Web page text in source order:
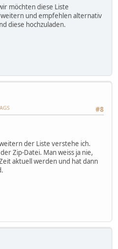
möchten diese Liste
und empfehlen alternativ
diese hochzuladen.
#8
der Liste verstehe ich.
Zip-Datei. Man weiss ja nie,
aktuell werden und hat dann